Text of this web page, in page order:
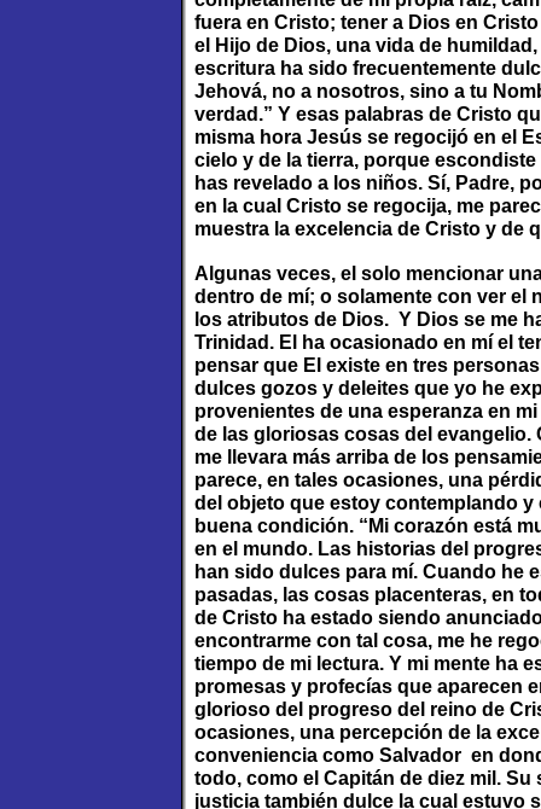
fuera en Cristo; tener a Dios en
el Hijo de Dios, una vida de
escritura ha sido frecuentemente
Jehová, no a nosotros, sino a tu
verdad.” Y esas palabras de Cristo
misma hora Jesús se regocijó en el
cielo y de la tierra, porque
has revelado a los niños. Sí, Padre,
en la cual Cristo se regocija, me
muestra la excelencia de Cristo y de
Algunas veces, el solo mencionar
dentro de mí; o solamente con ver el
los atributos de Dios. Y Dios se me
Trinidad. El ha ocasionado en mí el
pensar que El existe en tres
dulces gozos y deleites que yo he
provenientes de una esperanza en
de las gloriosas cosas del
me llevara más arriba de los
parece, en tales ocasiones, una
del objeto que estoy contemplando
buena condición. “Mi corazón está
en el mundo. Las historias del
han sido dulces para mí. Cuando he
pasadas, las cosas placenteras, en
de Cristo ha estado siendo
encontrarme con tal cosa, me he
tiempo de mi lectura. Y mi mente ha
promesas y profecías que aparecen
glorioso del progreso del reino de
ocasiones, una percepción de la
conveniencia como Salvador en
todo, como el Capitán de diez mil.
justicia también dulce la cual estuvo